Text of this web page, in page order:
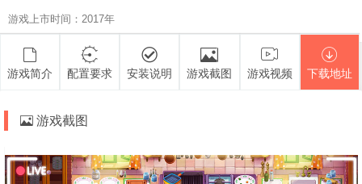
游戏上市时间：2017年
游戏简介 配置要求 安装说明 游戏截图 游戏视频 下载地址
游戏截图